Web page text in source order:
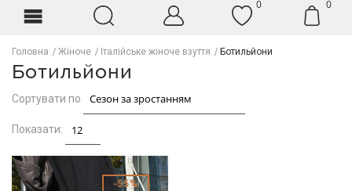
0 0
Головна Жіноче Італійське жіноче взуття Ботильйони
Ботильйони
Сортувати по
Показати:
55%